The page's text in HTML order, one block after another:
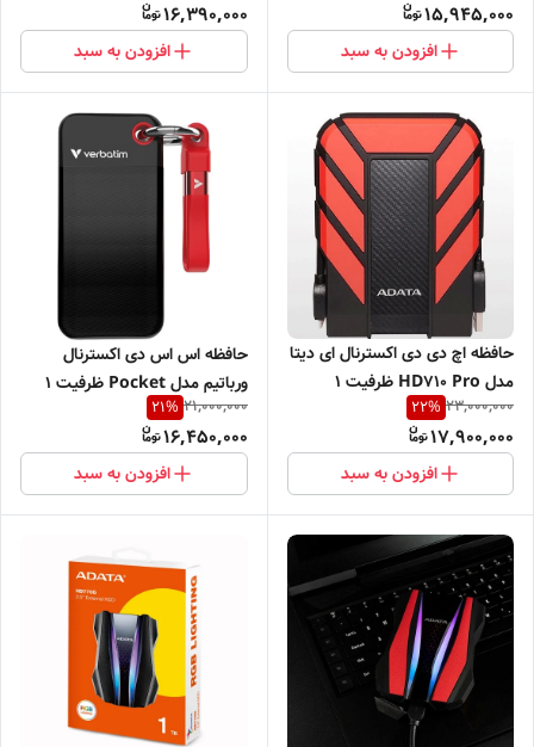
15,945,000
افزودن به سبد
16,390,000
افزودن به سبد
حافظه اچ دی دی اکسترنال ای دیتا
مدل HD710 Pro ظرفیت 1
ترابایت
23,000,000
22%
17,900,000
افزودن به سبد
حافظه اس اس دی اکسترنال
ورباتیم مدل Pocket ظرفیت 1
ترابایت
21,000,000
21%
16,450,000
افزودن به سبد